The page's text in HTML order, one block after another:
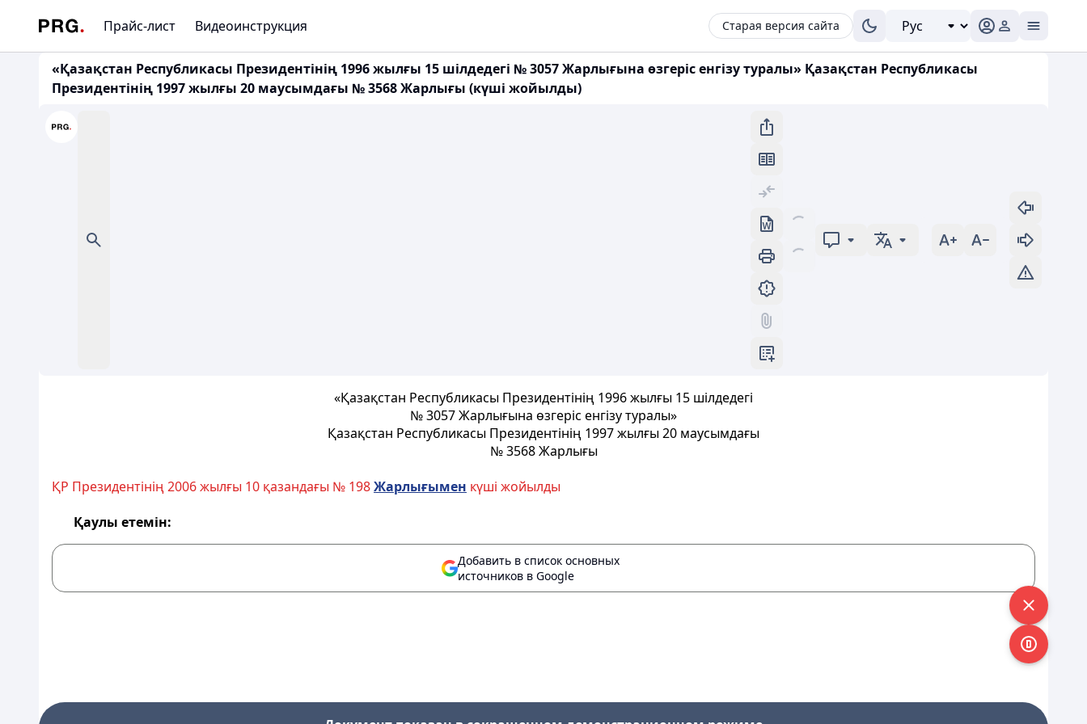
Прайс-лист Видеоинструкция Старая версия сайта
«Қазақстан Республикасы Президентінің 1996 жылғы 15 шілдедегі № 3057 Жарлығына өзгеріс енгізу туралы» Қазақстан Республикасы
Президентінің 1997 жылғы 20 маусымдағы № 3568 Жарлығы (күші жойылды)
«Қазақстан Республикасы Президентінің 1996 жылғы 15 шілдедегі
№ 3057 Жарлығына өзгеріс енгізу туралы»
Қазақстан Республикасы Президентінің 1997 жылғы 20 маусымдағы
№ 3568 Жарлығы
ҚР Президентінің 2006 жылғы 10 қазандағы № 198Жарлығымен күші жойылды
Қаулы етемін:
Добавить в список основных
источников в Google